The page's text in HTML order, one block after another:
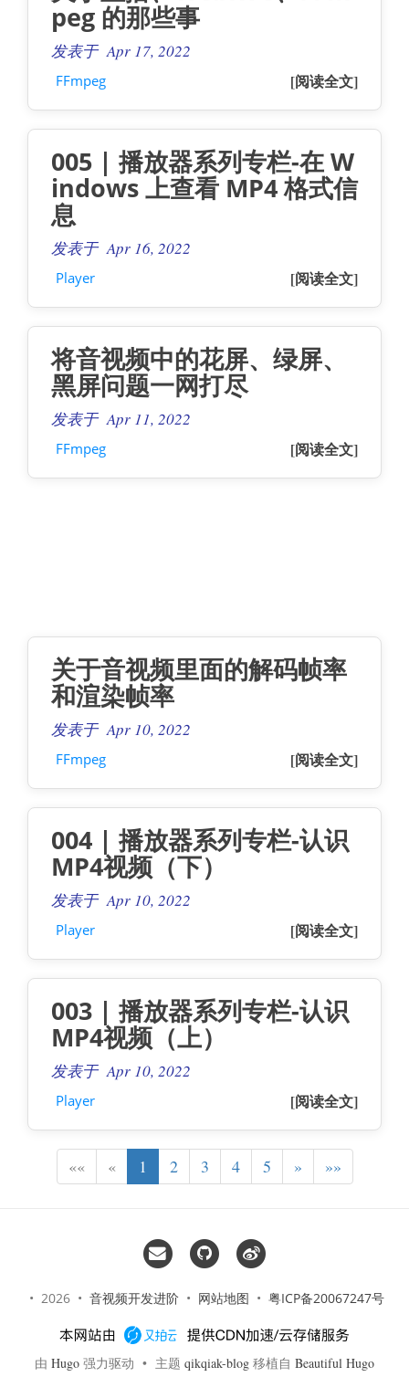
peg 的那些事
发表于 Apr 17, 2022
[阅读全文]
FFmpeg
005 | 播放器系列专栏-在 W
indows 上查看 MP4 格式信
息
发表于 Apr 16, 2022
[阅读全文]
Player
将音视频中的花屏、绿屏、
黑屏问题一网打尽
发表于 Apr 11, 2022
[阅读全文]
FFmpeg
关于音视频里面的解码帧率
和渲染帧率
发表于 Apr 10, 2022
[阅读全文]
FFmpeg
004 | 播放器系列专栏-认识
MP4视频（下）
发表于 Apr 10, 2022
[阅读全文]
Player
003 | 播放器系列专栏-认识
MP4视频（上）
发表于 Apr 10, 2022
[阅读全文]
Player
«« « 1 2 3 4 5 » »»
• 2026 • 音视频开发进阶• 网站地图 • 粤ICP备20067247号
由 Hugo 强力驱动 • 主题 qikqiak-blog 移植自 Beautiful Hugo